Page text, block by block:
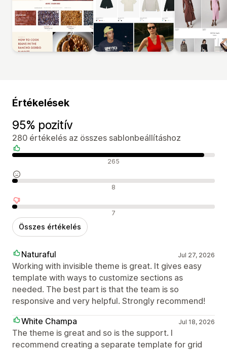
Értékelések
95% pozitív
280 értékelés az összes sablonbeállításhoz
Pozitív értékelések 265
Semleges értékelések 8
Negatív értékelések 7
Összes értékelés
Naturaful Jul 27, 2026
Working with invisible theme is great. It gives easy
template with ways to customize sections as
needed. The best part is that the team is so
responsive and very helpful. Strongly recommend!
White Champa
Jul 18, 2026
The theme is great and so is the support. I
recommend creating a separate template for grid